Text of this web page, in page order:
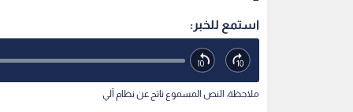
استمع للخبر:
ملاحظة: النص المسموع ناتج عن نظام آلي